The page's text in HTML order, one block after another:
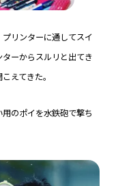
リンターに通してスイ
ーからスルリと出てき
えてきた。
のポイを水鉄砲で撃ち